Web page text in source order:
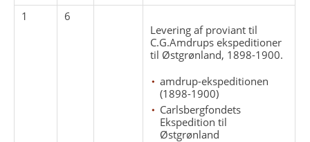
1
6
Levering af proviant til
C.G.Amdrups ekspeditioner
til Østgrønland, 1898-1900.
amdrup-ekspeditionen
(1898-1900)
Carlsbergfondets
Ekspedition til
Østgrønland